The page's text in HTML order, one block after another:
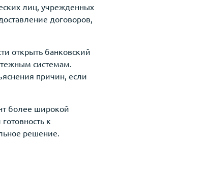
лиц, учрежденных
договоров,
открыть банковский
системам.
причин, если
более широкой
к
решение.